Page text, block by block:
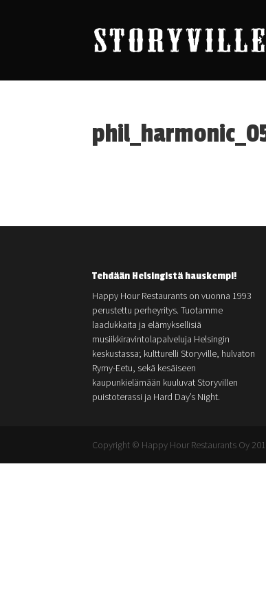
Tehdään Helsingistä hauskempi!
Happy Hour Restaurants on vuonna 1993
perustettu perheyritys. Tuotamme
laadukkaita ja elämyksellisiä
musiikkiravintolapalveluja Helsingin
keskustassa; kultturelli Storyville, hulvaton
Rymy-Eetu, sekä kesäiseen
kaupunkielämään kuuluvat Storyvillen
puistoterassi ja Hard Day’s Night.
Copyright © Happy Hour Restaurants Oy